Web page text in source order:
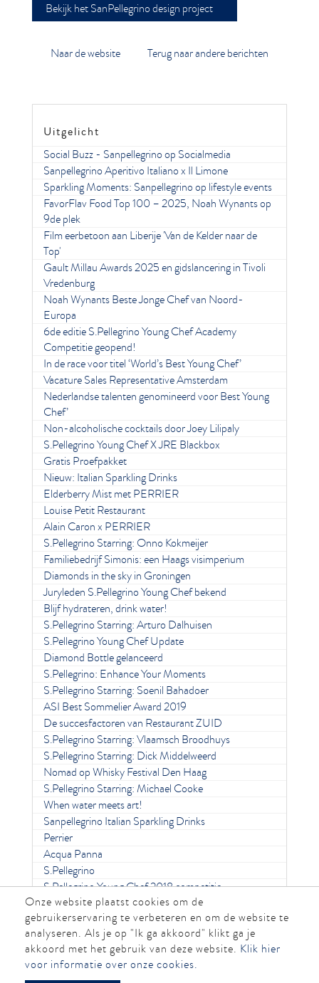
Onze website plaatst cookies om de
gebruikerservaring te verbeteren en om de website te
analyseren. Als je op "Ik ga akkoord" klikt ga je
akkoord met het gebruik van deze website. Klik hier
voor informatie over onze cookies.
Bekijk het SanPellegrino design project
Naar de website Terug naar andere berichten
Uitgelicht
Social Buzz - Sanpellegrino op Socialmedia
Sanpellegrino Aperitivo Italiano x Il Limone
Sparkling Moments: Sanpellegrino op lifestyle events
FavorFlav Food Top 100 – 2025, Noah Wynants op
9de plek
Film eerbetoon aan Liberije 'Van de Kelder naar de
Top'
Gault Millau Awards 2025 en gidslancering in Tivoli
Vredenburg
Noah Wynants Beste Jonge Chef van Noord-
Europa
6de editie S.Pellegrino Young Chef Academy
Competitie geopend!
In de race voor titel ‘World’s Best Young Chef’
Vacature Sales Representative Amsterdam
Nederlandse talenten genomineerd voor Best Young
Chef’
Non-alcoholische cocktails door Joey Lilipaly
S.Pellegrino Young Chef X JRE Blackbox
Gratis Proefpakket
Nieuw: Italian Sparkling Drinks
Elderberry Mist met PERRIER
Louise Petit Restaurant
Alain Caron x PERRIER
S.Pellegrino Starring: Onno Kokmeijer
Familiebedrijf Simonis: een Haags visimperium
Diamonds in the sky in Groningen
Juryleden S.Pellegrino Young Chef bekend
Blijf hydrateren, drink water!
S.Pellegrino Starring: Arturo Dalhuisen
S.Pellegrino Young Chef Update
Diamond Bottle gelanceerd
S.Pellegrino: Enhance Your Moments
S.Pellegrino Starring: Soenil Bahadoer
ASI Best Sommelier Award 2019
De succesfactoren van Restaurant ZUID
S.Pellegrino Starring: Vlaamsch Broodhuys
S.Pellegrino Starring: Dick Middelweerd
Nomad op Whisky Festival Den Haag
S.Pellegrino Starring: Michael Cooke
When water meets art!
Sanpellegrino Italian Sparkling Drinks
Perrier
Acqua Panna
S.Pellegrino
S.Pellegrino Young Chef 2018 competitie
Geen 18, geen alcohol. © 2019 Kepler15 B.V.